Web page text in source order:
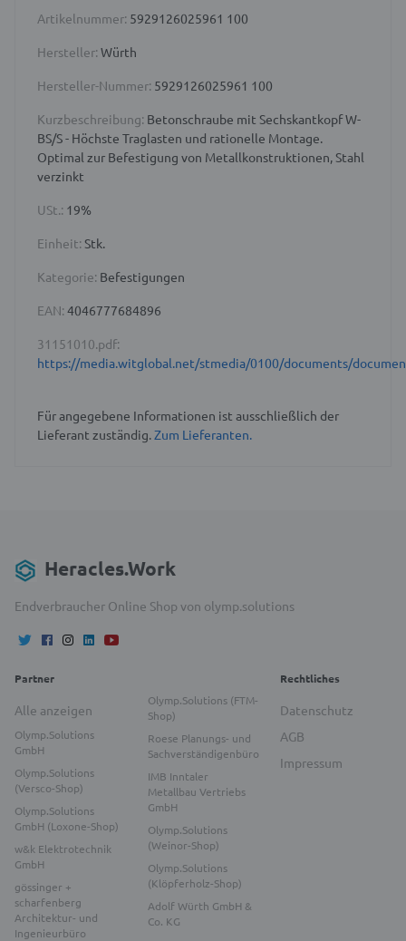
Artikelnummer: 5929126025961 100
Hersteller: Würth
Hersteller-Nummer: 5929126025961 100
Kurzbeschreibung: Betonschraube mit Sechskantkopf W-
BS/S - Höchste Traglasten und rationelle Montage.
Optimal zur Befestigung von Metallkonstruktionen, Stahl
verzinkt
USt.: 19%
Einheit: Stk.
Kategorie: Befestigungen
EAN: 4046777684896
31151010.pdf:
https://media.witglobal.net/stmedia/0100/documents/
Für angegebene Informationen ist ausschließlich der
Lieferant zuständig.Zum Lieferanten.
Heracles.Work
Endverbraucher Online Shop von olymp.solutions
Partner
Alle anzeigen
Olymp.Solutions
GmbH
Olymp.Solutions
(Versco-Shop)
Olymp.Solutions
GmbH (Loxone-Shop)
w&k Elektrotechnik
GmbH
gössinger +
scharfenberg
Architektur- und
Ingenieurbüro
Olymp.Solutions (FTM-
Shop)
Roese Planungs- und
Sachverständigenbüro
IMB Inntaler
Metallbau Vertriebs
GmbH
Olymp.Solutions
(Weinor-Shop)
Olymp.Solutions
(Klöpferholz-Shop)
Adolf Würth GmbH &
Co. KG
Rechtliches
Datenschutz
AGB
Impressum